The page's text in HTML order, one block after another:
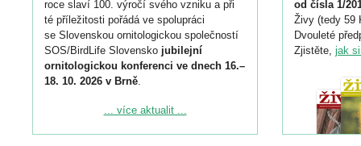
roce slaví 100. výročí svého vzniku a při
té příležitosti pořádá ve spolupráci
se Slovenskou ornitologickou společností
SOS/BirdLife Slovensko jubilejní
ornitologickou konferenci ve dnech 16.–
18. 10. 2026 v Brně.
Podrobnější informace ke konferenci
... více aktualit ...
od čísla 1/
Živy (tedy 59
Dvouleté
Zjistěte, jak